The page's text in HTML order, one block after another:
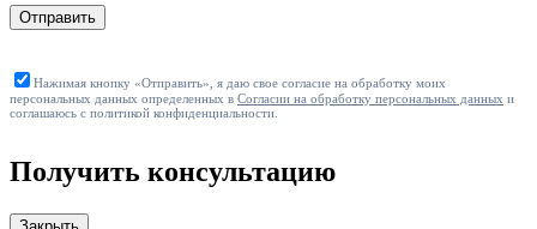
Отправить
Нажимая кнопку «Отправить», я даю свое согласие на обработку моих
персональных данных определенных в Согласии на обработку персональных данных и
соглашаюсь с политикой конфиденциальности.
Получить консультацию